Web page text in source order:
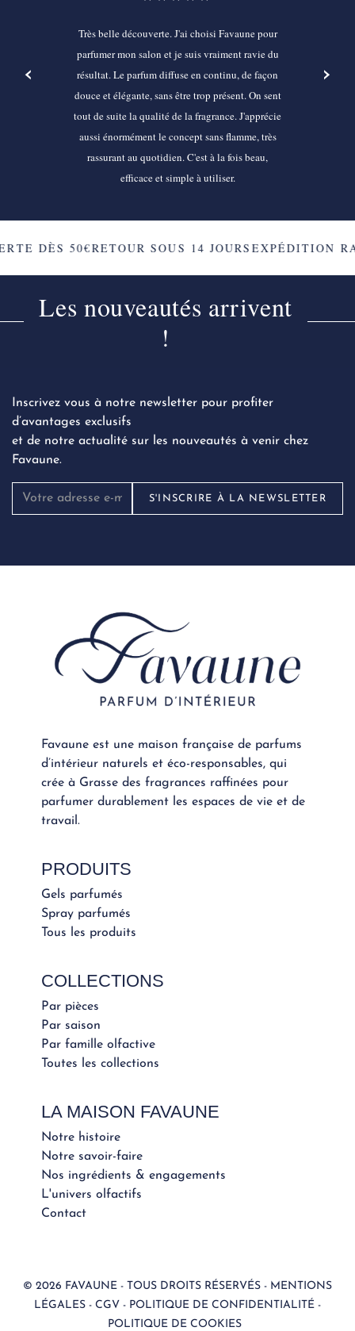
‹
Très belle découverte. J'ai choisi Favaune pour
parfumer mon salon et je suis vraiment ravie du
résultat. Le parfum diffuse en continu, de façon
douce et élégante, sans être trop présent. On sent
tout de suite la qualité de la fragrance. J'apprécie
aussi énormément le concept sans flamme, très
rassurant au quotidien. C'est à la fois beau,
efficace et simple à utiliser.
›
DÈS 50€RETOUR SOUS 14 JOURSEXPÉDITION
Les nouveautés arrivent
!
Inscrivez vous à notre newsletter pour profiter
d’avantages exclusifs
et de notre actualité sur les nouveautés à venir chez
Favaune.
S'INSCRIRE À LA NEWSLETTER
PRODUITS
Gels parfumés
Spray parfumés
Tous les produits
Favaune est une maison française de parfums
d’intérieur naturels et éco-responsables, qui
crée à Grasse des fragrances raffinées pour
parfumer durablement les espaces de vie et de
travail.
COLLECTIONS
Par pièces
Par saison
Par famille olfactive
Toutes les collections
LA MAISON FAVAUNE
Notre histoire
Notre savoir-faire
Nos ingrédients & engagements
L'univers olfactifs
Contact
© 2026 FAVAUNE - TOUS DROITS RÉSERVÉS - MENTIONS
LÉGALES - CGV - POLITIQUE DE CONFIDENTIALITÉ -
POLITIQUE DE COOKIES